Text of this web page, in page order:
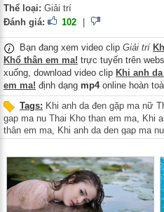
Thể loại: Giải trí
Đánh giá:
102
Bạn đang xem video clip Giải trí
Khổ thân em ma! trực tuyến trên
xuống, download video clip Khi anh
em ma! định dạng mp4online hoàn
Tags: Khi anh da đen gặp ma nữ
gap ma nu Thai Kho than em ma Khi
thân em ma Khi anh da den gap ma